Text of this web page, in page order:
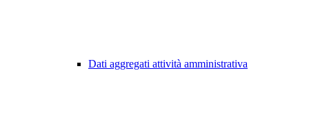
Dati aggregati attività amministrativa